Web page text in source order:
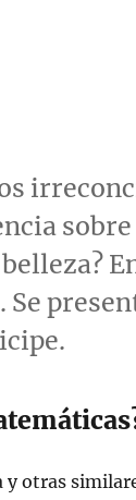
sobre
Se
y otras